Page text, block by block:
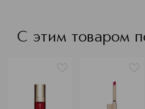
С этим товаром